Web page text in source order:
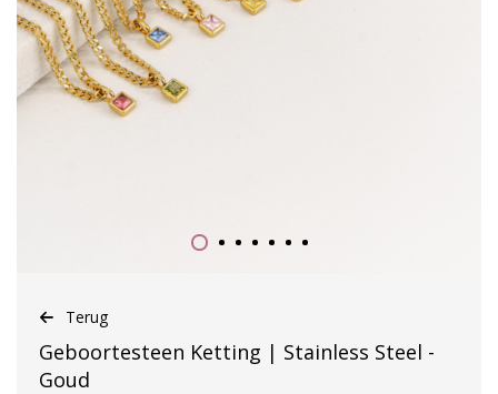
Terug
Geboortesteen Ketting | Stainless Steel -
Goud